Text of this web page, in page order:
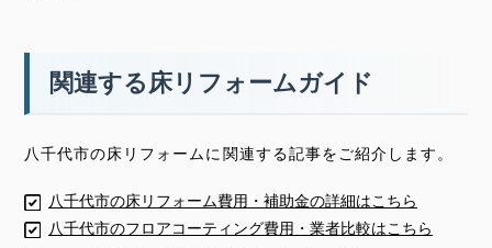
関連する床リフォームガイド
八千代市の床リフォームに関連する記事をご紹介します。
八千代市の床リフォーム費用・補助金の詳細はこちら
八千代市のフロアコーティング費用・業者比較はこちら